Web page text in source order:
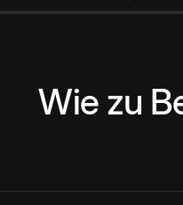
Wie zu